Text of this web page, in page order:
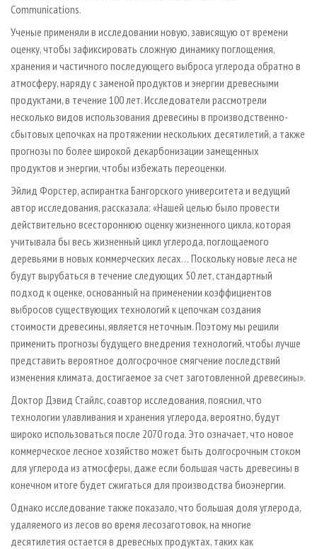
Communications.
Ученые применяли в исследовании новую, зависящую от времени
оценку, чтобы зафиксировать сложную динамику поглощения,
хранения и частичного последующего выброса углерода обратно в
атмосферу, наряду с заменой продуктов и энергии древесными
продуктами, в течение 100 лет. Исследователи рассмотрели
несколько видов использования древесины в производственно-
сбытовых цепочках на протяжении нескольких десятилетий, а также
прогнозы по более широкой декарбонизации замещенных
продуктов и энергии, чтобы избежать переоценки.
Эйлид Форстер, аспирантка Бангорского университета и ведущий
автор исследования, рассказала: «Нашей целью было провести
действительно всестороннюю оценку жизненного цикла, которая
учитывала бы весь жизненный цикл углерода, поглощаемого
деревьями в новых коммерческих лесах… Поскольку новые леса не
будут вырубаться в течение следующих 50 лет, стандартный
подход к оценке, основанный на применении коэффициентов
выбросов существующих технологий к цепочкам создания
стоимости древесины, является неточным. Поэтому мы решили
применить прогнозы будущего внедрения технологий, чтобы лучше
представить вероятное долгосрочное смягчение последствий
изменения климата, достигаемое за счет заготовленной древесины».
Доктор Дэвид Стайлс, соавтор исследования, пояснил, что
технологии улавливания и хранения углерода, вероятно, будут
широко использоваться после 2070 года. Это означает, что новое
коммерческое лесное хозяйство может быть долгосрочным стоком
для углерода из атмосферы, даже если большая часть древесины в
конечном итоге будет сжигаться для производства биоэнергии.
Однако исследование также показало, что большая доля углерода,
удаляемого из лесов во время лесозаготовок, на многие
десятилетия остается в древесных продуктах, таких как